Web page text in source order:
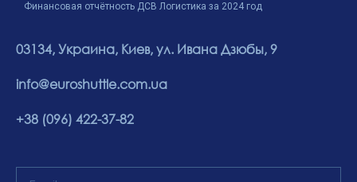
Финансовая отчётность ДСВ Логистика за 2024 год
03134, Украина, Киев, ул. Ивана Дзюбы, 9
info@euroshuttle.com.ua
+38 (096) 422-37-82